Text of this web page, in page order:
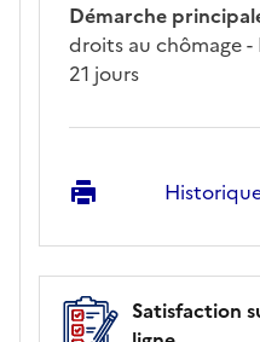
Démarche
droits au chômage -
21 jours
Imprimer
Satisfaction